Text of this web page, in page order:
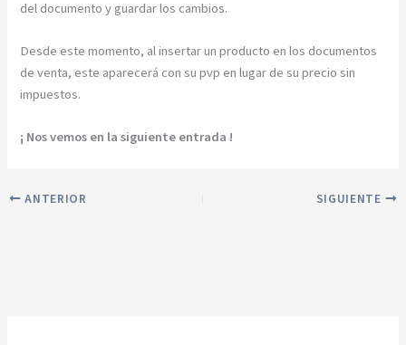
del documento y guardar los cambios.
Desde este momento, al insertar un producto en los documentos
de venta, este aparecerá con su pvp en lugar de su precio sin
impuestos.
¡ Nos vemos en la siguiente entrada !
ANTERIOR SIGUIENTE